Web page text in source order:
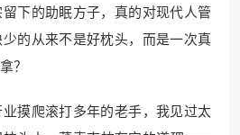
下的助眠方子，真的对现代人管
的从来不是好枕头，而是一次真
？
摸爬滚打多年的老手，我见过太